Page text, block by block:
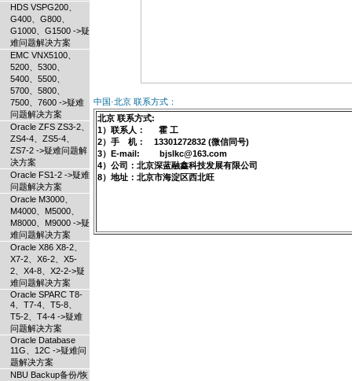
HDS VSPG200、
G400、G800、
G1000、G1500 ->疑
难问题解决方案
EMC VNX5100、
5200、5300、
5400、5500、
5700、5800、
7500、7600 ->疑难
问题解决方案
Oracle ZFS ZS3-2、
ZS4-4、ZS5-4、
ZS7-2 ->疑难问题解
决方案
Oracle FS1-2 ->疑难
问题解决方案
Oracle M3000、
M4000、M5000、
M8000、M9000 ->疑
难问题解决方案
Oracle X86 X8-2、
X7-2、X6-2、X5-
2、X4-8、X2-2->疑
难问题解决方案
Oracle SPARC T8-
4、T7-4、T5-8、
T5-2、T4-4 ->疑难
问题解决方案
Oracle Database
11G、12C ->疑难问
题解决方案
NBU Backup备份/恢
中国·北京 联系方式：
北京 联系方式:
1）联系人： 霍 工
2）手 机： 13301272832 (微信同号)
3）E-mail: bjslkc@163.com
4）公司：北京深蓝融鑫科技发展有限公司
8）地址：北京市海淀区西北旺